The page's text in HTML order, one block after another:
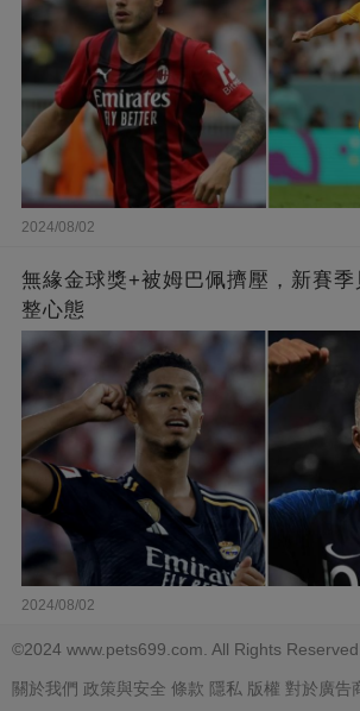
2024/08/02
無緣金球獎+被姆巴佩擠壓，新賽
整心態
2024/08/02
©2024 www.pets699.com. All Rights
關於我們 政策與安全 條款 隱私 版權 對於廣告